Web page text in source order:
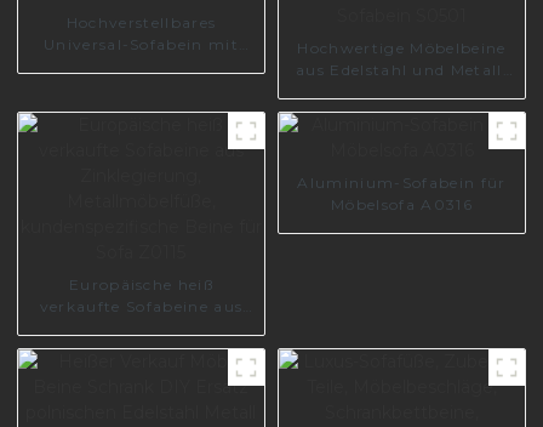
Hochverstellbares
Universal-Sofabein mit
Hochwertige Möbelbeine
aus Edelstahl und Metall,
Sofabein S0501
Europäische heiß
verkaufte Sofabeine aus
Metallmöbelfüße,
kundenspezifische Beine
Aluminium-Sofabein für
Möbelsofa A0316